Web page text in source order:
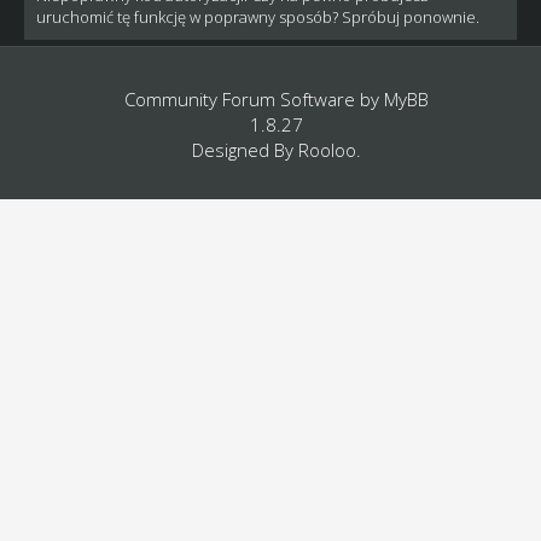
uruchomić tę funkcję w poprawny sposób? Spróbuj ponownie.
Community Forum Software by MyBB
1.8.27
Designed By Rooloo.